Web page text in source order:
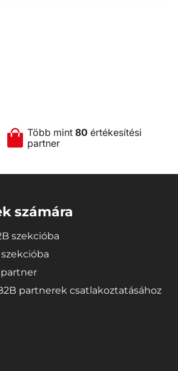
Több mint 80 értékesítési
partner
számára
szekcióba
partnerek csatlakoztatásához